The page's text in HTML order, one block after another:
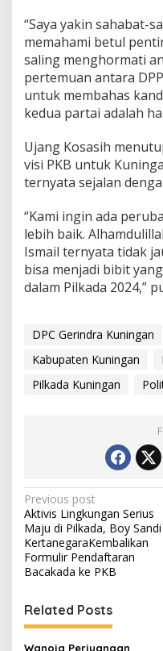
“Saya yakin sahabat-
memahami betul
saling menghormati
pertemuan antara
untuk membahas
kedua partai adalah
Ujang Kosasih
visi PKB untuk
ternyata sejalan
“Kami ingin ada
lebih baik.
Ismail ternyata tidak
bisa menjadi bibit
dalam Pilkada 2024,”
DPC Gerindra Kuningan
Kabupaten Kuningan
Pilkada Kuningan
Post
navigation
Previous post
Aktivis Lingkungan Serius
Maju di Pilkada, Boy Sandi
KertanegaraKembalikan
Formulir Pendaftaran
Bacakada ke PKB
Related Posts
Wanoja Perjuangan